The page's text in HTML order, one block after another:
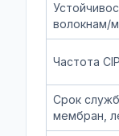
волокнам/
Частота
Срок
мембран,